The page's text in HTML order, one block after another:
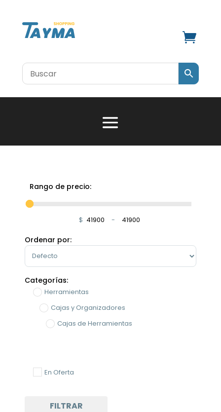

Rango de precio:
$ Minimum Price
-
Maximum Price
Ordenar por:
Sort Products
Categorías:
Herramientas
Cajas y Organizadores
Cajas de Herramientas
En Oferta
FILTRAR